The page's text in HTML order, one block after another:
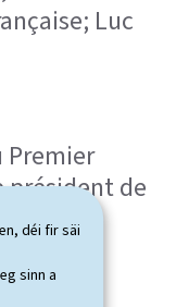
déi fir säi
sinn a
Luc
Premier
président de